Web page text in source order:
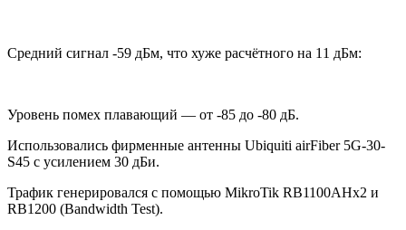
Средний сигнал -59 дБм, что хуже расчётного на 11 дБм:
Уровень помех плавающий — от -85 до -80 дБ.
Использовались фирменные антенны Ubiquiti airFiber 5G-30-
S45 с усилением 30 дБи.
Трафик генерировался с помощью MikroTik RB1100AHx2 и
RB1200 (Bandwidth Test).